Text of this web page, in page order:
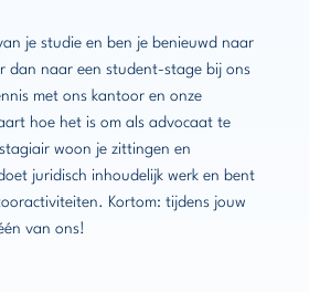
je studie en ben je benieuwd naar
dan naar een student-stage bij ons
met ons kantoor en onze
hoe het is om als advocaat te
woon je zittingen en
juridisch inhoudelijk werk en bent
Kortom: tijdens jouw
van ons!